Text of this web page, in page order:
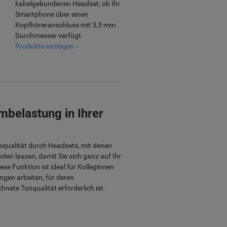
kabelgebundenen Headset, ob Ihr
Smartphone über einen
Kopfhöreranschluss mit 3,5 mm
Durchmesser verfügt.
Produkte anzeigen ›
in Ihrer
durch Headsets, mit denen
lassen, damit Sie sich ganz auf Ihr
Funktion ist ideal für Kolleginnen
arbeiten, für deren
Tonqualität erforderlich ist.